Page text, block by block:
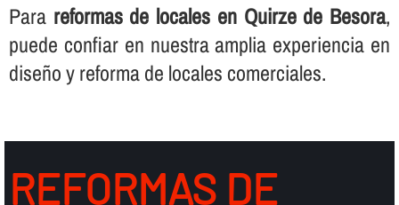
Para reformas de locales en Quirze de Besora,
puede confiar en nuestra amplia experiencia en
diseño y reforma de locales comerciales.
REFORMAS DE